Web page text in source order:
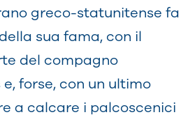
greco-statunitense fa
sua fama, con il
del compagno
forse, con un ultimo
a calcare i palcoscenici